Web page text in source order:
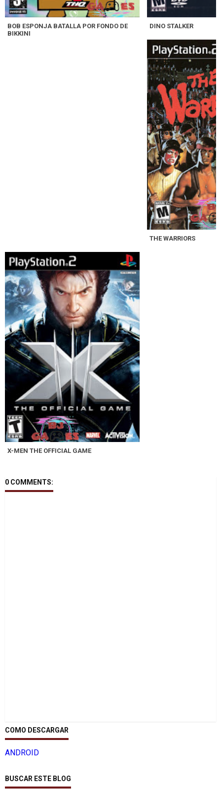
BOB ESPONJA BATALLA POR FONDO DE
BIKKINI
DINO STALKER
THE WARRIORS
X-MEN THE OFFICIAL GAME
0 COMMENTS:
COMO DESCARGAR
ANDROID
BUSCAR ESTE BLOG